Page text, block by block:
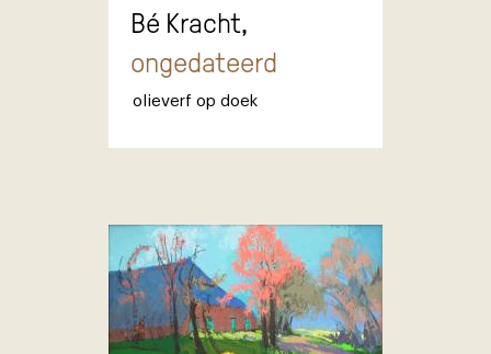
Bé Kracht,
ongedateerd
olieverf op doek